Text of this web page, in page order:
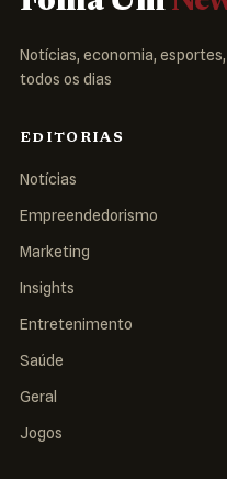
Notícias, economia,
todos os dias
EDITORIAS
Notícias
Empreendedorismo
Marketing
Insights
Entretenimento
Saúde
Geral
Jogos